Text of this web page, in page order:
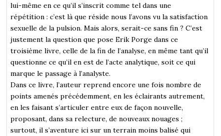
lui-même en ce qu’il s’inscrit comme tel dans une
répétition : c’est là que réside nous l’avons vu la satisfaction
sexuelle de la pulsion. Mais alors, serait-ce sans fin ? C’est
justement la question que pose Erik Porge dans ce
troisième livre, celle de la fin de l’analyse, en même tant qu’il
questionne ce qu’il en est de l’acte analytique, soit ce qui
marque le passage à l’analyste.
Dans ce livre, l’auteur reprend encore une fois nombre de
points amenés précédemment, en les éclairants autrement,
en les faisant s’articuler entre eux de façon nouvelle,
proposant, dans sa relecture, de nouveaux nouages ;
surtout, il s’aventure ici sur un terrain moins balisé qui